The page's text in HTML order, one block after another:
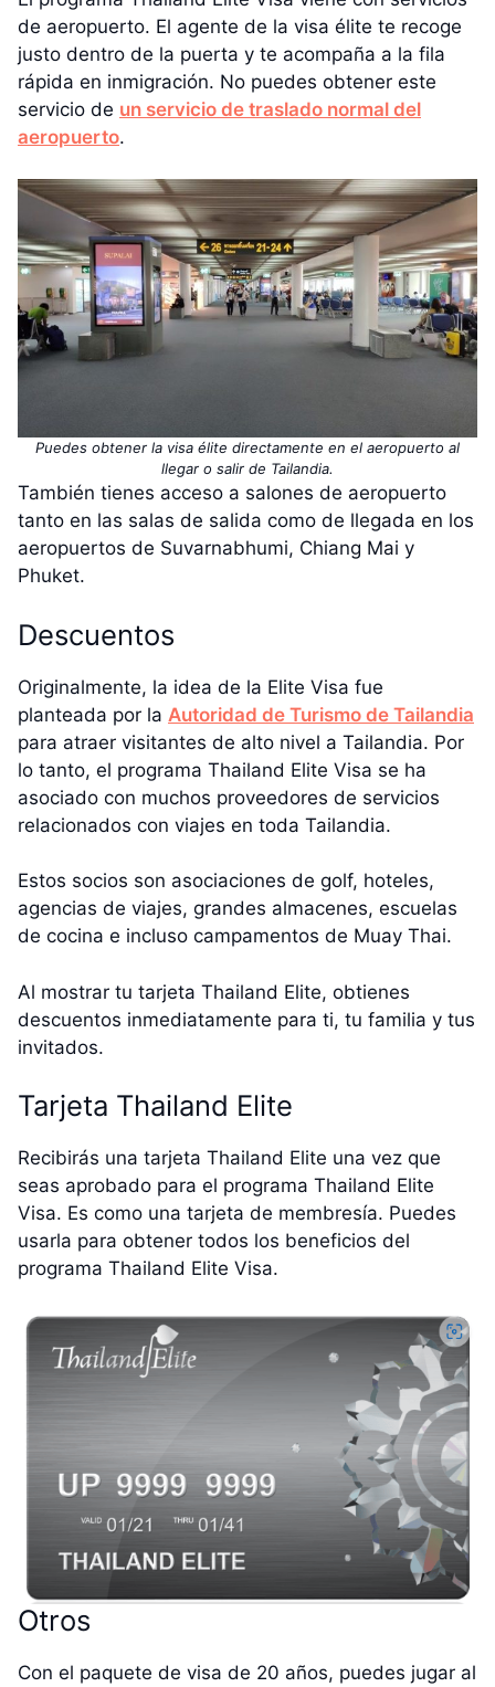
de aeropuerto. El agente de la visa élite te recoge
justo dentro de la puerta y te acompaña a la fila
rápida en inmigración. No puedes obtener este
servicio de un servicio de traslado normal del
aeropuerto.
Puedes obtener la visa élite directamente en el aeropuerto al
llegar o salir de Tailandia.
También tienes acceso a salones de aeropuerto
tanto en las salas de salida como de llegada en los
aeropuertos de Suvarnabhumi, Chiang Mai y
Phuket.
Descuentos
Originalmente, la idea de la Elite Visa fue
planteada por la Autoridad de Turismo de Tailandia
para atraer visitantes de alto nivel a Tailandia. Por
lo tanto, el programa Thailand Elite Visa se ha
asociado con muchos proveedores de servicios
relacionados con viajes en toda Tailandia.
Estos socios son asociaciones de golf, hoteles,
agencias de viajes, grandes almacenes, escuelas
de cocina e incluso campamentos de Muay Thai.
Al mostrar tu tarjeta Thailand Elite, obtienes
descuentos inmediatamente para ti, tu familia y tus
invitados.
Tarjeta Thailand Elite
Recibirás una tarjeta Thailand Elite una vez que
seas aprobado para el programa Thailand Elite
Visa. Es como una tarjeta de membresía. Puedes
usarla para obtener todos los beneficios del
programa Thailand Elite Visa.
Otros
Con el paquete de visa de 20 años, puedes jugar al